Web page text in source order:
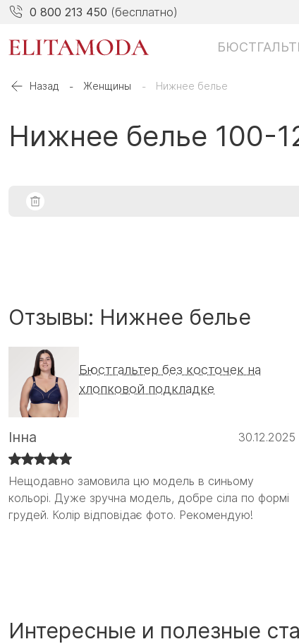
0 800 213 450 (бесплатно)
Назад Женщины Нижнее белье
Нижнее белье 100-
Отзывы: Нижнее белье
Бюстгальтер без косточек на
хлопковой подкладке
Інна 30.12.2025
Нещодавно замовила цю модель в синьому
кольорі. Дуже зручна модель, добре сіла по формі
грудей. Колір відповідає фото. Рекомендую!
Нещодавно замовила цю модель в синьому
кольорі. Дуже зручна модель, добре сіла по формі
грудей. Колір відповідає фото. Рекомендую! :)
Интересные и полезные